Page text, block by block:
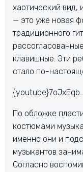
хаотический вид,
— это уже новая
традиционного
клавишные. Эти
стало по-
По обложке
костюмами
именно они и
музыкантов
Согласно